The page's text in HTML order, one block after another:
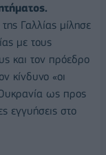
Γαλλίας μίλησε
με τους
και τον πρόεδρο
κίνδυνο «οι
ως προς
εγγυήσεις στο